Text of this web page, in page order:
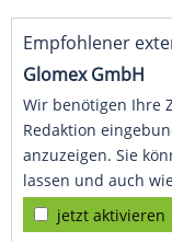
Empfohlener
Glomex GmbH
Wir benötigen Ihre
Redaktion
anzuzeigen. Sie
lassen und auch
jetzt aktivieren